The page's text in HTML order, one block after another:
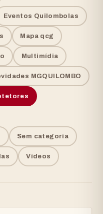
Eventos Quilombolas
Mapa qcg
Multimídia
MGQUILOMBO
Sem categoria
Vídeos